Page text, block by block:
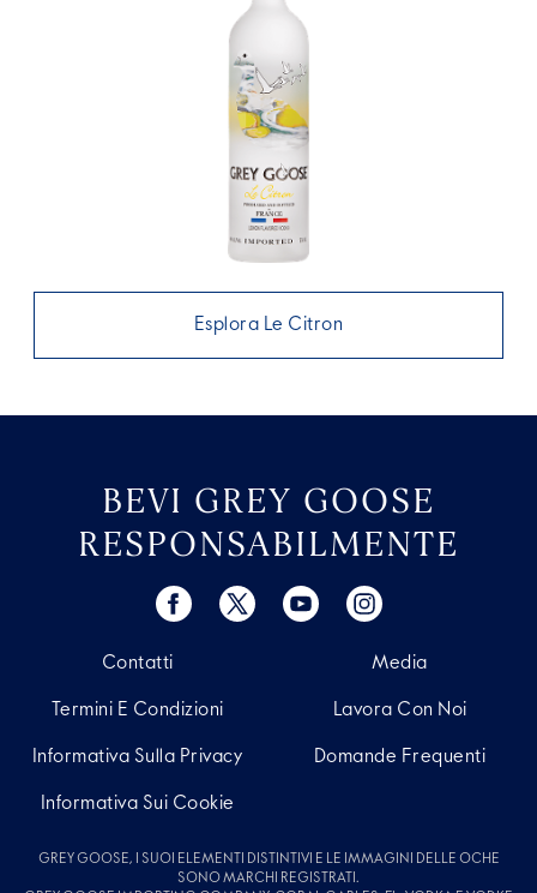
Esplora Le Citron
BEVI GREY GOOSE
RESPONSABILMENTE
Contatti
Termini E Condizioni
Informativa Sulla Privacy
Informativa Sui Cookie
Media
Lavora Con Noi
Domande Frequenti
GREY GOOSE, I SUOI ELEMENTI DISTINTIVI E LE IMMAGINI DELLE OCHE
SONO MARCHI REGISTRATI.